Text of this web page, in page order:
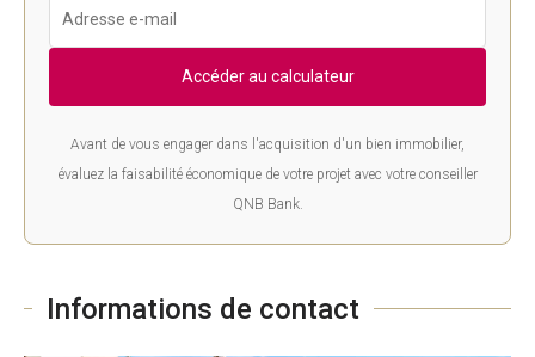
Accéder au calculateur
Avant de vous engager dans l'acquisition d'un bien immobilier,
évaluez la faisabilité économique de votre projet avec votre conseiller
QNB Bank.
Informations de contact